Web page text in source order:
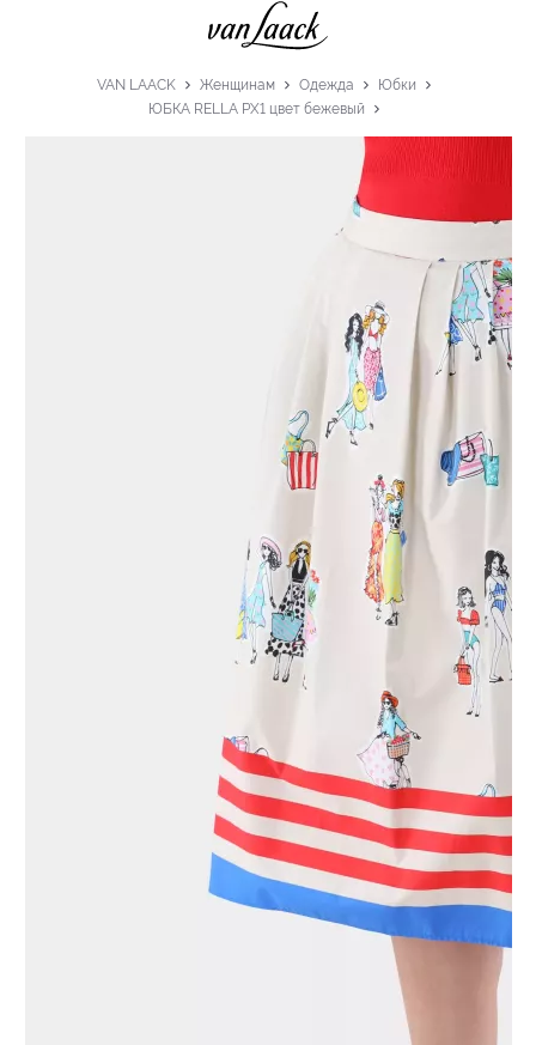
VAN LAACK Женщинам Одежда
Юбки
ЮБКА RELLA PX1 цвет бежевый